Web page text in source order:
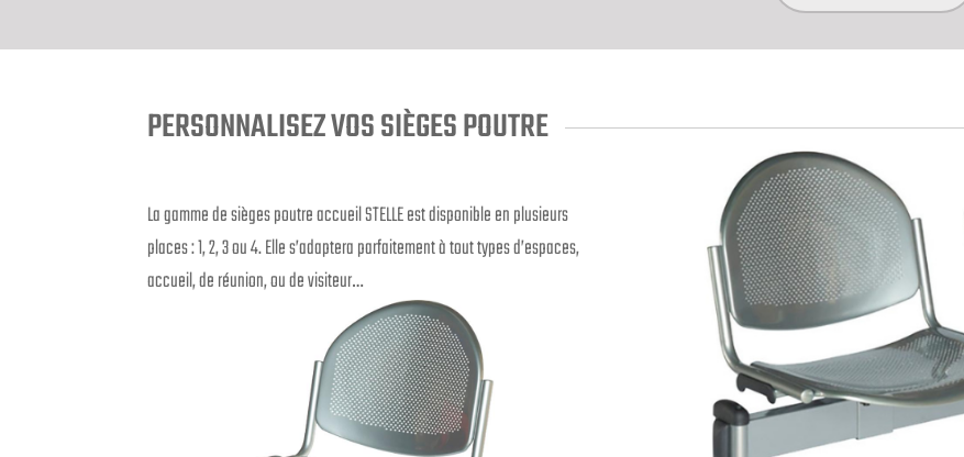
PERSONNALISEZ VOS SIÈGES POUTRE
La gamme de sièges poutre accueil STELLE est disponible en plusieurs
places : 1, 2, 3 ou 4. Elle s’adaptera parfaitement à tout types d’espaces,
accueil, de réunion, ou de visiteur…